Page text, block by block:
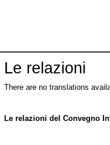
Le relazioni
There are no translations
Le relazioni del Convegno